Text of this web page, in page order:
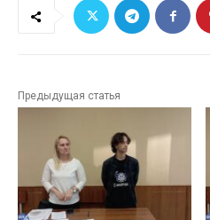
Предыдущая статья